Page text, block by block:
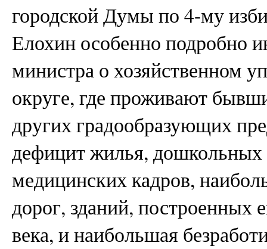
городской Думы по 4-му
Елохин особенно подробно
министра о хозяйственном
округе, где проживают
других градообразующих
дефицит жилья, дошкольных
медицинских кадров,
дорог, зданий, построенных
века, и наибольшая